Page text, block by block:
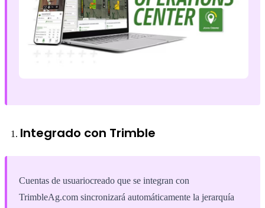
Integrado con Trimble
Cuentas de usuariocreado que se integran con
TrimbleAg.com sincronizará automáticamente la jerarquía